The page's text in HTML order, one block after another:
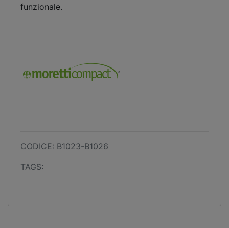
funzionale.
CODICE: B1023-B1026
TAGS: